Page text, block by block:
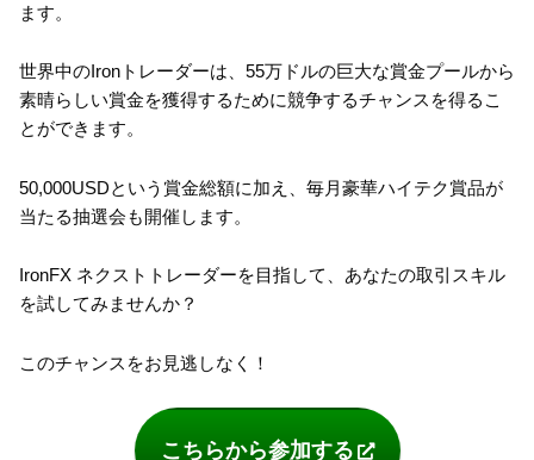
ます。
世界中のIronトレーダーは、55万ドルの巨大な賞金プールから
素晴らしい賞金を獲得するために競争するチャンスを得るこ
とができます。
50,000USDという賞金総額に加え、毎月豪華ハイテク賞品が
当たる抽選会も開催します。
IronFX ネクストトレーダーを目指して、あなたの取引スキル
を試してみませんか？
このチャンスをお見逃しなく！
こちらから参加する